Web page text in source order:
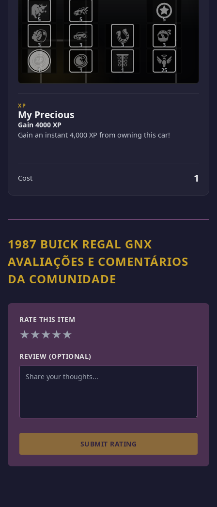
1 1 1 25
3 3 3 3
5 5 5
XP
My Precious
Gain 4000 XP
Gain an instant 4,000 XP from owning this car!
Cost 1
1987 BUICK REGAL GNX
AVALIAÇÕES E COMENTÁRIOS
DA COMUNIDADE
RATE THIS ITEM
★★★★★
REVIEW (OPTIONAL)
SUBMIT RATING